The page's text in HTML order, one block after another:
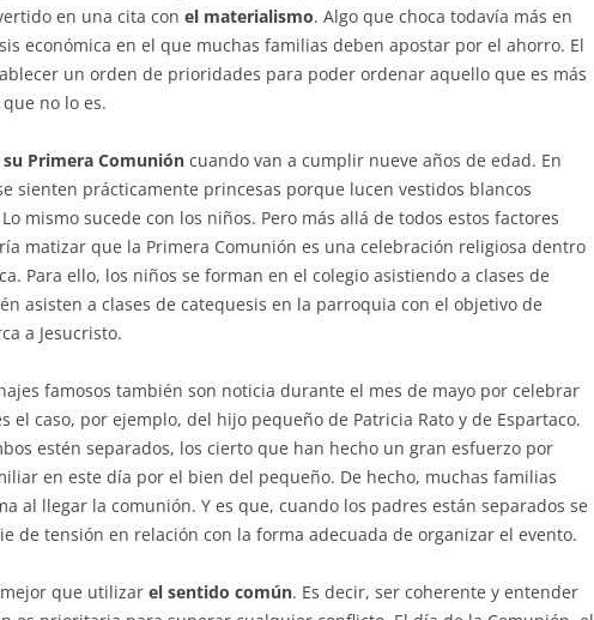
en una cita con el materialismo. Algo que choca todavía más en
económica en el que muchas familias deben apostar por el ahorro. El
un orden de prioridades para poder ordenar aquello que es más
no lo es.
su Primera Comunión cuando van a cumplir nueve años de edad. En
sienten prácticamente princesas porque lucen vestidos blancos
mismo sucede con los niños. Pero más allá de todos estos factores
matizar que la Primera Comunión es una celebración religiosa dentro
Para ello, los niños se forman en el colegio asistiendo a clases de
asisten a clases de catequesis en la parroquia con el objetivo de
a Jesucristo.
famosos también son noticia durante el mes de mayo por celebrar
el caso, por ejemplo, del hijo pequeño de Patricia Rato y de Espartaco.
estén separados, los cierto que han hecho un gran esfuerzo por
en este día por el bien del pequeño. De hecho, muchas familias
al llegar la comunión. Y es que, cuando los padres están separados se
de tensión en relación con la forma adecuada de organizar el evento.
que utilizar el sentido común. Es decir, ser coherente y entender